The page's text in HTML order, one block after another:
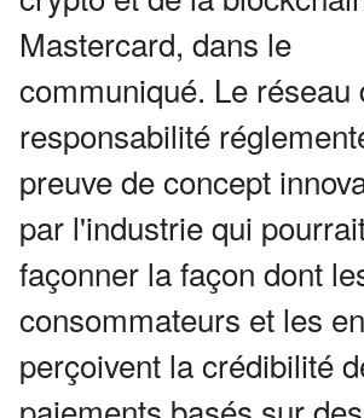
Mastercard, dans le
communiqué. Le réseau
responsabilité
preuve de concept
par l'industrie qui
façonner la façon dont
consommateurs et les
perçoivent la crédibilité